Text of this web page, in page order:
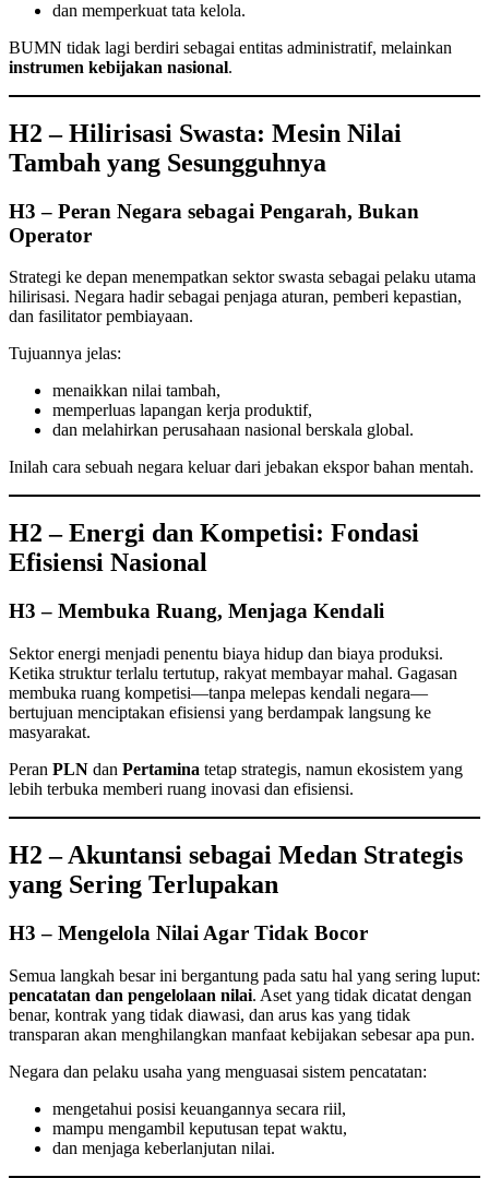
dan memperkuat tata kelola.
BUMN tidak lagi berdiri sebagai entitas administratif, melainkan
instrumen kebijakan nasional.
H2 – Hilirisasi Swasta: Mesin Nilai
Tambah yang Sesungguhnya
H3 – Peran Negara sebagai Pengarah, Bukan
Operator
Strategi ke depan menempatkan sektor swasta sebagai pelaku utama
hilirisasi. Negara hadir sebagai penjaga aturan, pemberi kepastian,
dan fasilitator pembiayaan.
Tujuannya jelas:
menaikkan nilai tambah,
memperluas lapangan kerja produktif,
dan melahirkan perusahaan nasional berskala global.
Inilah cara sebuah negara keluar dari jebakan ekspor bahan mentah.
H2 – Energi dan Kompetisi: Fondasi
Efisiensi Nasional
H3 – Membuka Ruang, Menjaga Kendali
Sektor energi menjadi penentu biaya hidup dan biaya produksi.
Ketika struktur terlalu tertutup, rakyat membayar mahal. Gagasan
membuka ruang kompetisi—tanpa melepas kendali negara—
bertujuan menciptakan efisiensi yang berdampak langsung ke
masyarakat.
Peran PLN dan Pertamina tetap strategis, namun ekosistem yang
lebih terbuka memberi ruang inovasi dan efisiensi.
H2 – Akuntansi sebagai Medan Strategis
yang Sering Terlupakan
H3 – Mengelola Nilai Agar Tidak Bocor
Semua langkah besar ini bergantung pada satu hal yang sering luput:
pencatatan dan pengelolaan nilai. Aset yang tidak dicatat dengan
benar, kontrak yang tidak diawasi, dan arus kas yang tidak
transparan akan menghilangkan manfaat kebijakan sebesar apa pun.
Negara dan pelaku usaha yang menguasai sistem pencatatan:
mengetahui posisi keuangannya secara riil,
mampu mengambil keputusan tepat waktu,
dan menjaga keberlanjutan nilai.